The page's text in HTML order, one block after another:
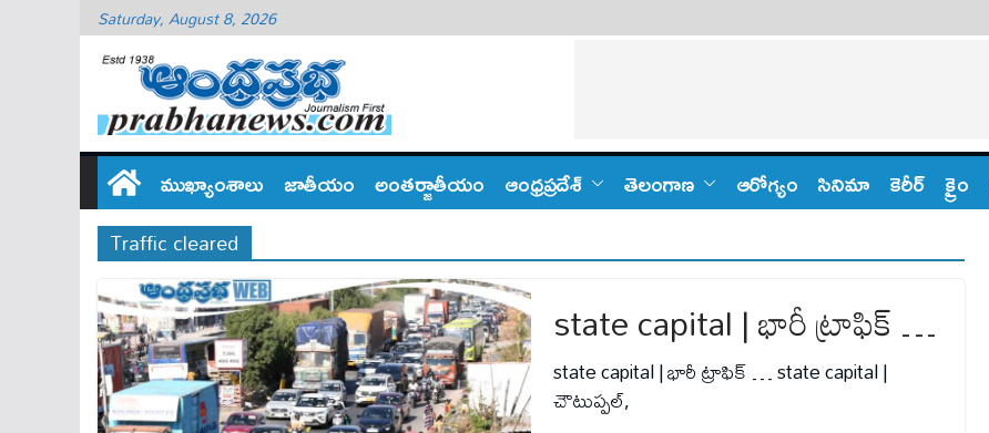
Saturday, August 8, 2026
ముఖ్యాంశాలు జాతీయం అంతర్జాతీయం ఆంధ్ర‌ప్ర‌దేశ్ తెలంగాణ‌ ఆరోగ్యం సినిమా కెరీర్ క్రైం
Traffic cleared
state capital | భారీ ట్రాఫిక్ …
state capital | భారీ ట్రాఫిక్ … state capital |
చౌటుప్పల్,